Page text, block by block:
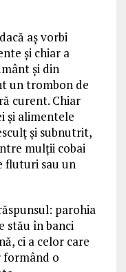
aş vorbi
şi chiar a
şi din
un trombon de
curent. Chiar
şi alimentele
şi subnutrit,
mulţii cobai
fluturi sau un
parohia
stău în banci
ci a celor care
formând o